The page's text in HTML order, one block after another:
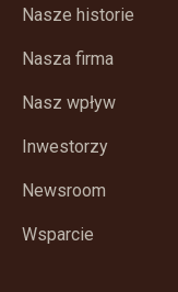
Nasze historie
Nasza firma
Nasz wpływ
Inwestorzy
Newsroom
Wsparcie